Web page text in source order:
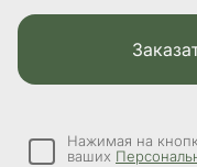
Нажимая на
ваших